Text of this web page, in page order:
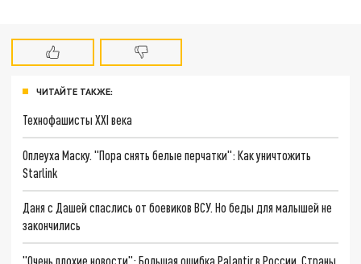
ЧИТАЙТЕ ТАКЖЕ:
Технофашисты XXI века
Оплеуха Маску. "Пора снять белые перчатки": Как уничтожить
Starlink
Даня с Дашей спаслись от боевиков ВСУ. Но беды для малышей не
закончились
"Очень плохие новости": Большая ошибка Palantir в России. Страны